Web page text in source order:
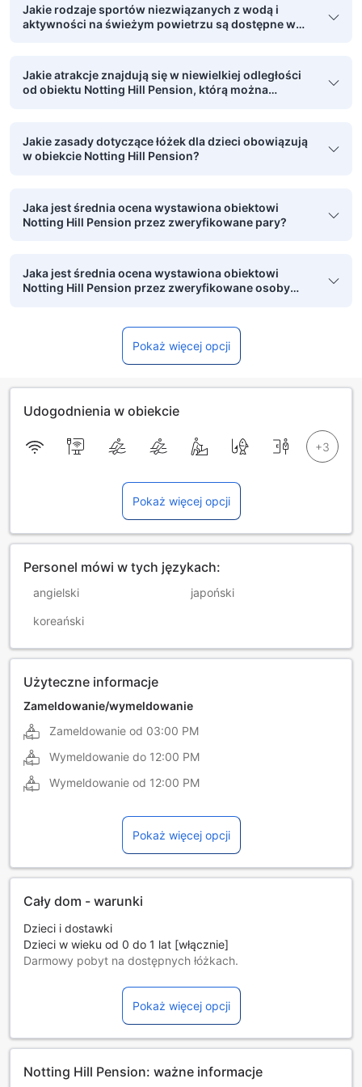
Jakie rodzaje sportów niezwiązanych z wodą i
aktywności na świeżym powietrzu są dostępne w
Jakie atrakcje znajdują się w niewielkiej odległości
od obiektu Notting Hill Pension, którą można
Jakie zasady dotyczące łóżek dla dzieci obowiązują
w obiekcie Notting Hill Pension?
Jaka jest średnia ocena wystawiona obiektowi
Notting Hill Pension przez zweryfikowane pary?
Jaka jest średnia ocena wystawiona obiektowi
Notting Hill Pension przez zweryfikowane osoby
Pokaż więcej opcji
Udogodnienia w obiekcie
Pokaż więcej opcji
Personel mówi w tych językach:
angielski japoński
koreański
Użyteczne informacje
Zameldowanie/wymeldowanie
Zameldowanie od 03:00 PM
Wymeldowanie do 12:00 PM
Wymeldowanie od 12:00 PM
Pokaż więcej opcji
Cały dom - warunki
Dzieci i dostawki
Dzieci w wieku od 0 do 1 lat [włącznie]
Darmowy pobyt na dostępnych łóżkach.
wybranego pokoju, prosimy o zapoznanie się ze
szczegółowymi informacjami o pokoju.
Przy rezerwacji ponad 5 pokojów mogą mieć zastosowanie
różne regulaminy i dodatkowe opłaty.
Pokaż więcej opcji
Notting Hill Pension: ważne informacje